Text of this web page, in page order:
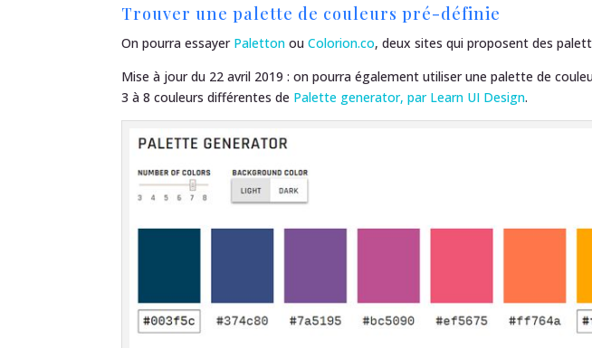
Trouver une palette de couleurs pré-définie
On pourra essayer PalettonouColorion.co, deux sites qui proposent des
Mise à jour du 22 avril 2019 : on pourra également utiliser une palette de
3 à 8 couleurs différentes de Palette generator, par Learn UI Design.